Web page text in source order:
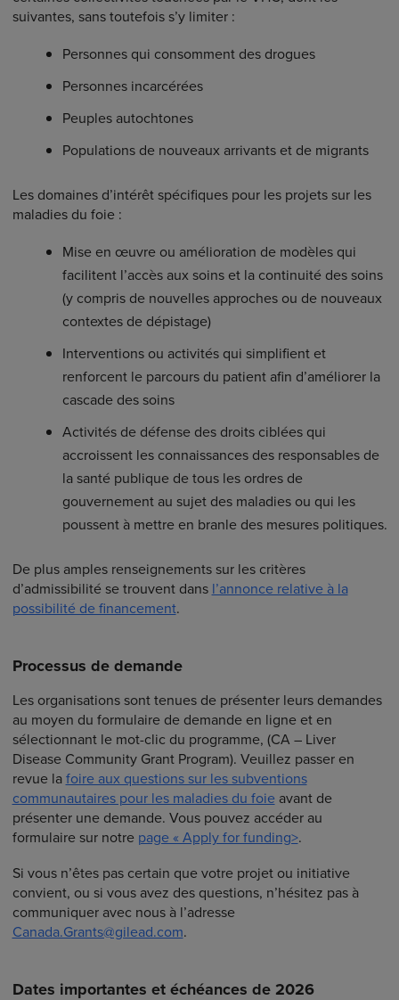
suivantes, sans toutefois s’y limiter :
Personnes qui consomment des drogues
Personnes incarcérées
Peuples autochtones
Populations de nouveaux arrivants et de migrants
Les domaines d’intérêt spécifiques pour les projets sur les
maladies du foie :
Mise en œuvre ou amélioration de modèles qui
facilitent l’accès aux soins et la continuité des soins
(y compris de nouvelles approches ou de nouveaux
contextes de dépistage)
Interventions ou activités qui simplifient et
renforcent le parcours du patient afin d’améliorer la
cascade des soins
Activités de défense des droits ciblées qui
accroissent les connaissances des responsables de
la santé publique de tous les ordres de
gouvernement au sujet des maladies ou qui les
poussent à mettre en branle des mesures politiques.
De plus amples renseignements sur les critères
d’admissibilité se trouvent dans l’annonce relative à la
possibilité de financement.
Processus de demande
Les organisations sont tenues de présenter leurs demandes
au moyen du formulaire de demande en ligne et en
sélectionnant le mot-clic du programme, (CA – Liver
Disease Community Grant Program). Veuillez passer en
revue lafoire aux questions sur les subventions
communautaires pour les maladies du foieavant de
présenter une demande. Vous pouvez accéder au
formulaire sur notre page « Apply for funding>.
Si vous n’êtes pas certain que votre projet ou initiative
convient, ou si vous avez des questions, n’hésitez pas à
communiquer avec nous à l’adresse
Canada.Grants@gilead.com.
Dates importantes et échéances de 2026